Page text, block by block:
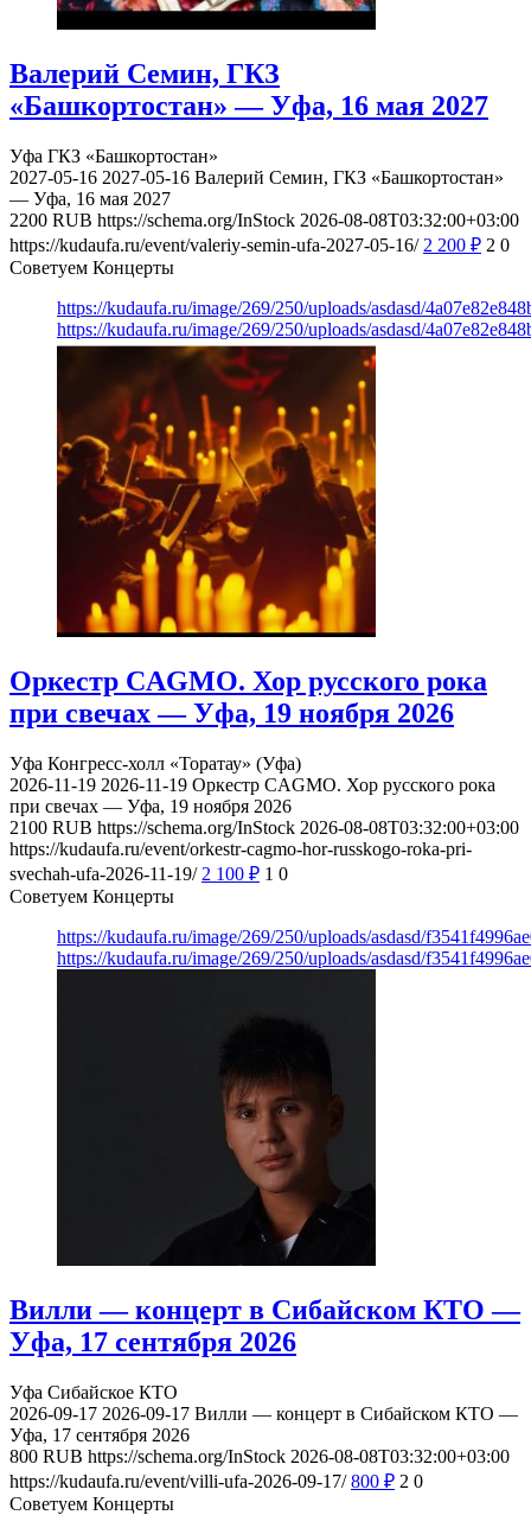
Валерий Семин, ГКЗ
«Башкортостан» — Уфа, 16 мая 2027
Уфа ГКЗ «Башкортостан»
2027-05-16 2027-05-16 Валерий Семин, ГКЗ «Башкортостан»
— Уфа, 16 мая 2027
2200 RUB https://schema.org/InStock 2026-08-08T03:32:00+03:00
https://kudaufa.ru/event/valeriy-semin-ufa-2027-05-16/ 2 200 ₽ 2 0
Советуем Концерты
https://kudaufa.ru/image/269/250/uploads/asdasd/
https://kudaufa.ru/image/269/250/uploads/asdasd/
Оркестр CAGMO. Хор русского рока
при свечах — Уфа, 19 ноября 2026
Уфа Конгресс-холл «Торатау» (Уфа)
2026-11-19 2026-11-19 Оркестр CAGMO. Хор русского рока
при свечах — Уфа, 19 ноября 2026
2100 RUB https://schema.org/InStock 2026-08-08T03:32:00+03:00
https://kudaufa.ru/event/orkestr-cagmo-hor-russkogo-roka-pri-
svechah-ufa-2026-11-19/ 2 100 ₽ 1 0
Советуем Концерты
https://kudaufa.ru/image/269/250/uploads/asdasd/
https://kudaufa.ru/image/269/250/uploads/asdasd/
Вилли — концерт в Сибайском КТО —
Уфа, 17 сентября 2026
Уфа Сибайское КТО
2026-09-17 2026-09-17 Вилли — концерт в Сибайском КТО —
Уфа, 17 сентября 2026
800 RUB https://schema.org/InStock 2026-08-08T03:32:00+03:00
https://kudaufa.ru/event/villi-ufa-2026-09-17/ 800 ₽ 2 0
Советуем Концерты